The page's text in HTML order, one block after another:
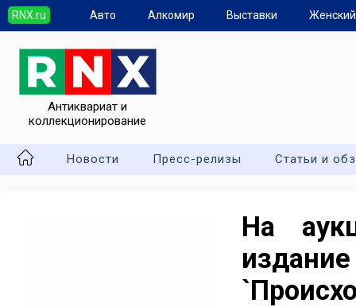
RNX.ru Авто Алкомир Выставки
Антиквариат и
коллекционирование
Новости Пресс-релизы Статьи и
На